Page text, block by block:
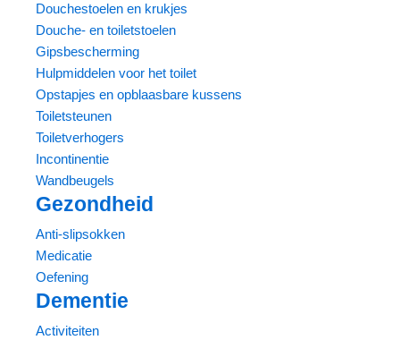
Douchestoelen en krukjes
Douche- en toiletstoelen
Gipsbescherming
Hulpmiddelen voor het toilet
Opstapjes en opblaasbare kussens
Toiletsteunen
Toiletverhogers
Incontinentie
Wandbeugels
Gezondheid
Anti-slipsokken
Medicatie
Oefening
Dementie
Activiteiten